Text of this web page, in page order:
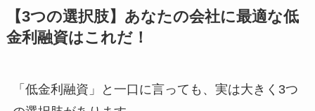
【3つの選択肢】あなたの会社に最適な低
金利融資はこれだ！
「低金利融資」と一口に言っても、実は大きく3つ